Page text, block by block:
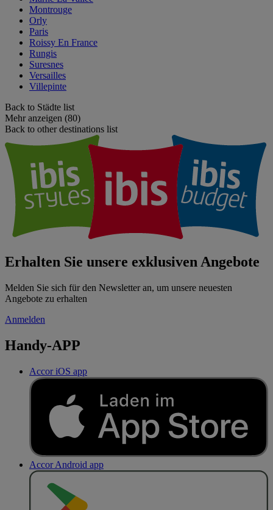
Montrouge
Orly
Paris
Roissy En France
Rungis
Suresnes
Versailles
Villepinte
Back to Städte list
Mehr anzeigen (80)
Back to other destinations list
Erhalten Sie unsere exklusiven Angebote
Melden Sie sich für den Newsletter an, um unsere neuesten
Angebote zu erhalten
Anmelden
Handy-APP
Accor iOS app
Accor Android app